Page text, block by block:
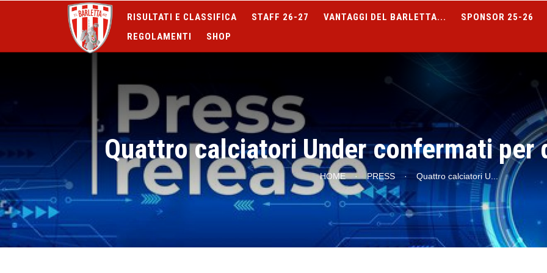
RISULTATI E CLASSIFICA STAFF 26-27 VANTAGGI DEL BARLETTA... SPONSOR 25-26
REGOLAMENTI
SHOP
Quattro calciatori Under confermati per
HOME · PRESS · Quattro calciatori U...